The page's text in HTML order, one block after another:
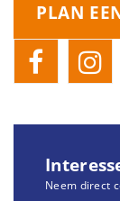
PLAN
Neem direct